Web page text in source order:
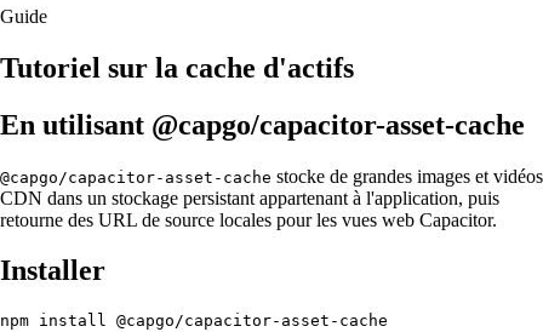
Guide
Tutoriel sur la cache d'actifs
En utilisant @capgo/capacitor-asset-cache
@capgo/capacitor-asset-cache stocke de grandes images et vidéos
CDN dans un stockage persistant appartenant à l'application, puis
retourne des URL de source locales pour les vues web Capacitor.
Installer
npm install @capgo/capacitor-asset-cache